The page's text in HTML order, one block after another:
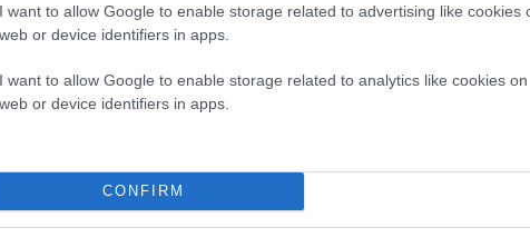
I want to allow Google to enable storage related to advertising like cookies
web or device identifiers in apps.
I want to allow Google to enable storage related to analytics like cookies on
web or device identifiers in apps.
CONFIRM
που οδηγούν σε ανταγωνιστές της, σε ό,τι